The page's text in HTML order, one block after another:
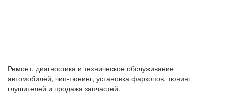
Ремонт, диагностика и техническое обслуживание
автомобилей, чип-тюнинг, установка фаркопов, тюнинг
глушителей и продажа запчастей.